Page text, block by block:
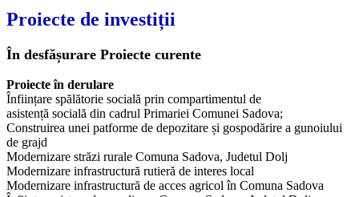
Proiecte de investiții
În desfășurare Proiecte curente
Proiecte în derulare
Înființare spălătorie socială prin compartimentul de
asistență socială din cadrul Primariei Comunei Sadova;
Construirea unei patforme de depozitare și gospodărire a gunoiului
de grajd
Modernizare străzi rurale Comuna Sadova, Judetul Dolj
Modernizare infrastructură rutieră de interes local
Modernizare infrastructură de acces agricol în Comuna Sadova